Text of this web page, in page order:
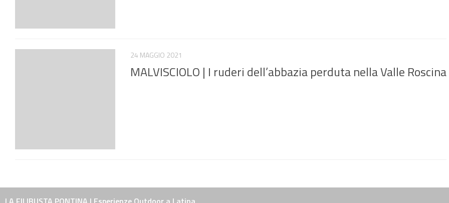
24 MAGGIO 2021
MALVISCIOLO | I ruderi dell’abbazia perduta nella Valle Roscina